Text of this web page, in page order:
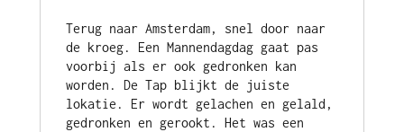
Terug naar Amsterdam, snel door naar
de kroeg. Een Mannendagdag gaat pas
voorbij als er ook gedronken kan
worden. De Tap blijkt de juiste
lokatie. Er wordt gelachen en gelald,
gedronken en gerookt. Het was een